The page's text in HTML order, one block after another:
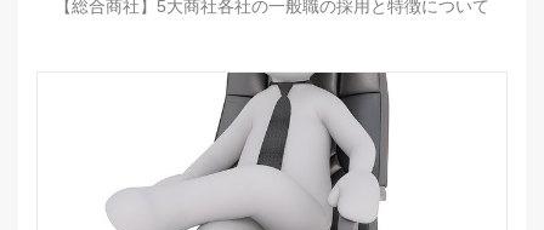
【総合商社】5大商社各社の一般職の採用と特徴について